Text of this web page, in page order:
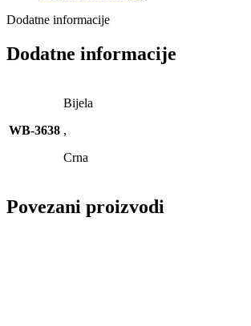
Dodatne informacije
Dodatne informacije
WB-3638
Bijela
,
Crna
Povezani proizvodi